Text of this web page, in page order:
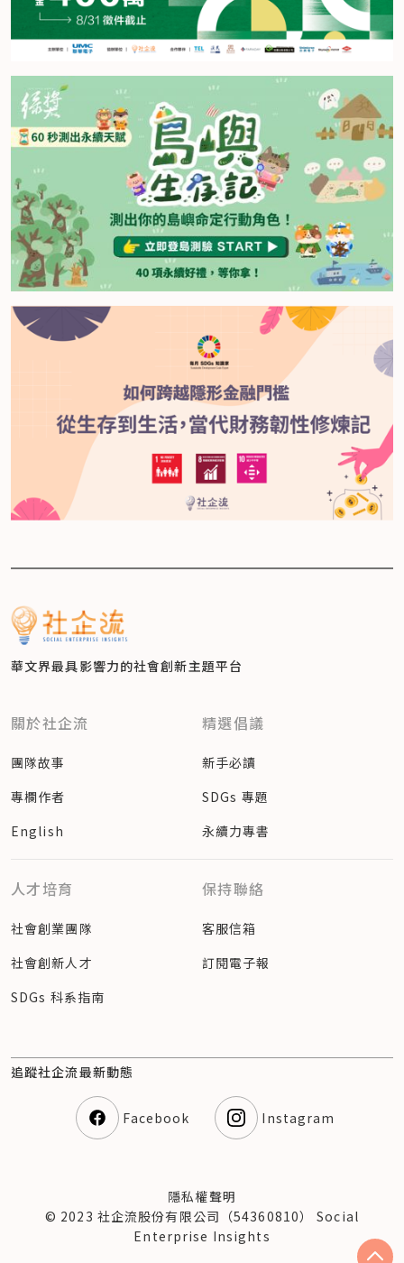
華文界最具影響力的社會創新主題平台
關於社企流
團隊故事
專欄作者
English
精選倡議
新手必讀
SDGs 專題
永續力專書
人才培育
社會創業團隊
社會創新人才
SDGs 科系指南
保持聯絡
客服信箱
訂閱電子報
追蹤社企流最新動態
Facebook Instagram
隱私權聲明
© 2023 社企流股份有限公司（54360810） Social
Enterprise Insights